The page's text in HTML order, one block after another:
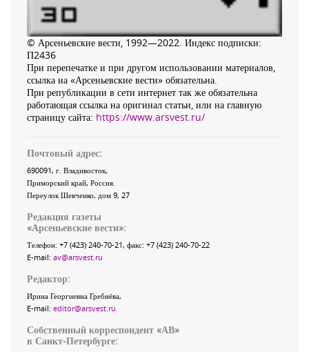
© Арсеньевские вести, 1992—2022. Индекс подписки:
П2436
При перепечатке и при другом использовании материалов,
ссылка на «Арсеньевские вести» обязательна.
При републикации в сети интернет так же обязательна
работающая ссылка на оригинал статьи, или на главную
страницу сайта: https://www.arsvest.ru/
Почтовый адрес:
690091, г. Владивосток,
Приморский край, Россия
Переулок Шевченко, дом 9, 27
Редакция газеты
«Арсеньевские вести»:
Телефон: +7 (423) 240-70-21, факс: +7 (423) 240-70-22
E-mail: av@arsvest.ru
Редактор:
Ирина Георгиевна Гребнёва,
E-mail: editor@arsvest.ru
Собственный корреспондент «АВ»
в Санкт-Петербурге: